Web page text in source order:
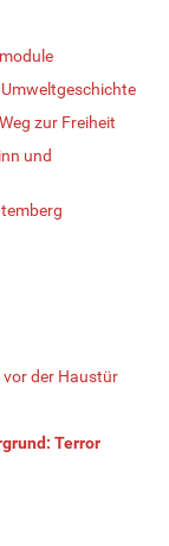
zur Freiheit
und
der Haustür
Terror